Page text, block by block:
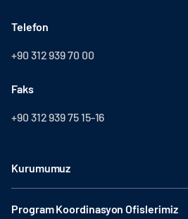
Telefon
+90 312 939 70 00
Faks
+90 312 939 75 15-16
Kurumumuz
Program Koordinasyon Ofislerimiz